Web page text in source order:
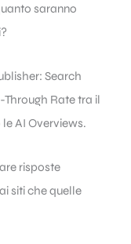
saranno
Search
Rate tra il
le AI Overviews.
risposte
siti che quelle